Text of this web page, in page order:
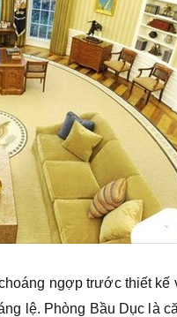
ngợp trước thiết kế
lệ. Phòng Bầu Dục là